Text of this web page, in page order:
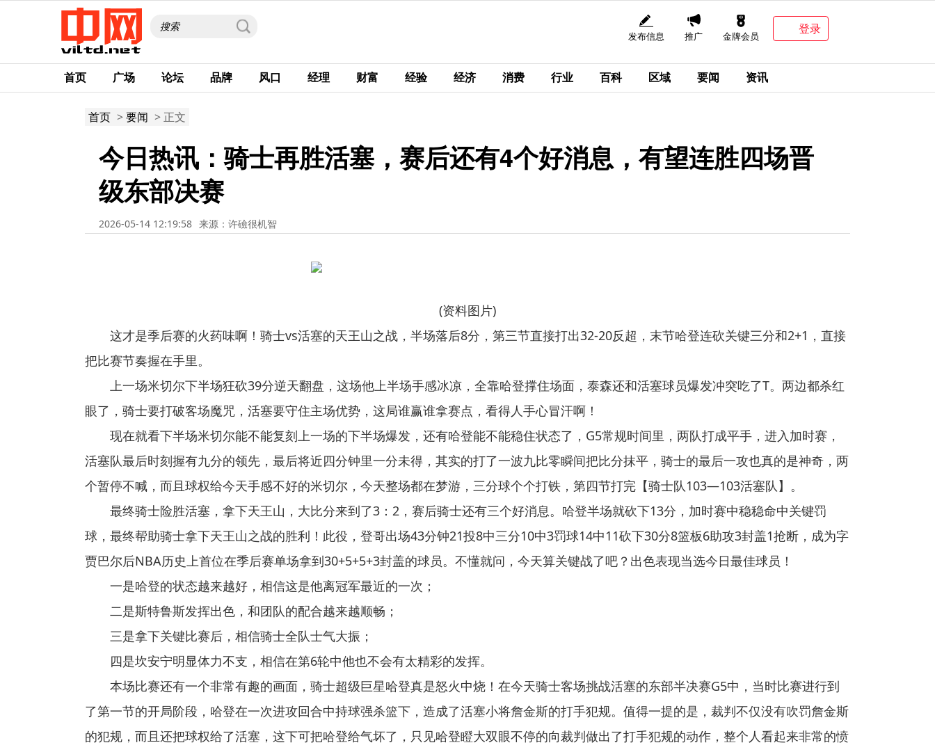
发布信息 推广 金牌会员
登录
首页 广场 论坛 品牌 风口 经理 财富 经验 经济 消费 行业 百科 区域 要闻 资讯
首页 >要闻 > 正文
今日热讯：骑士再胜活塞，赛后还有4个好消息，有望连胜四场晋
级东部决赛
2026-05-14 12:19:58 来源：许礆很机智
(资料图片)
这才是季后赛的火药味啊！骑士vs活塞的天王山之战，半场落后8分，第三节直接打出32-20反超，末节哈登连砍关键三分和2+1，直接
把比赛节奏握在手里。
上一场米切尔下半场狂砍39分逆天翻盘，这场他上半场手感冰凉，全靠哈登撑住场面，泰森还和活塞球员爆发冲突吃了T。两边都杀红
眼了，骑士要打破客场魔咒，活塞要守住主场优势，这局谁赢谁拿赛点，看得人手心冒汗啊！
现在就看下半场米切尔能不能复刻上一场的下半场爆发，还有哈登能不能稳住状态了，G5常规时间里，两队打成平手，进入加时赛，
活塞队最后时刻握有九分的领先，最后将近四分钟里一分未得，其实的打了一波九比零瞬间把比分抹平，骑士的最后一攻也真的是神奇，两
个暂停不喊，而且球权给今天手感不好的米切尔，今天整场都在梦游，三分球个个打铁，第四节打完【骑士队103—103活塞队】。
最终骑士险胜活塞，拿下天王山，大比分来到了3：2，赛后骑士还有三个好消息。哈登半场就砍下13分，加时赛中稳稳命中关键罚
球，最终帮助骑士拿下天王山之战的胜利！此役，登哥出场43分钟21投8中三分10中3罚球14中11砍下30分8篮板6助攻3封盖1抢断，成为字
贾巴尔后NBA历史上首位在季后赛单场拿到30+5+5+3封盖的球员。不懂就问，今天算关键战了吧？出色表现当选今日最佳球员！
一是哈登的状态越来越好，相信这是他离冠军最近的一次；
二是斯特鲁斯发挥出色，和团队的配合越来越顺畅；
三是拿下关键比赛后，相信骑士全队士气大振；
四是坎安宁明显体力不支，相信在第6轮中他也不会有太精彩的发挥。
本场比赛还有一个非常有趣的画面，骑士超级巨星哈登真是怒火中烧！在今天骑士客场挑战活塞的东部半决赛G5中，当时比赛进行到
了第一节的开局阶段，哈登在一次进攻回合中持球强杀篮下，造成了活塞小将詹金斯的打手犯规。值得一提的是，裁判不仅没有吹罚詹金斯
的犯规，而且还把球权给了活塞，这下可把哈登给气坏了，只见哈登瞪大双眼不停的向裁判做出了打手犯规的动作，整个人看起来非常的愤